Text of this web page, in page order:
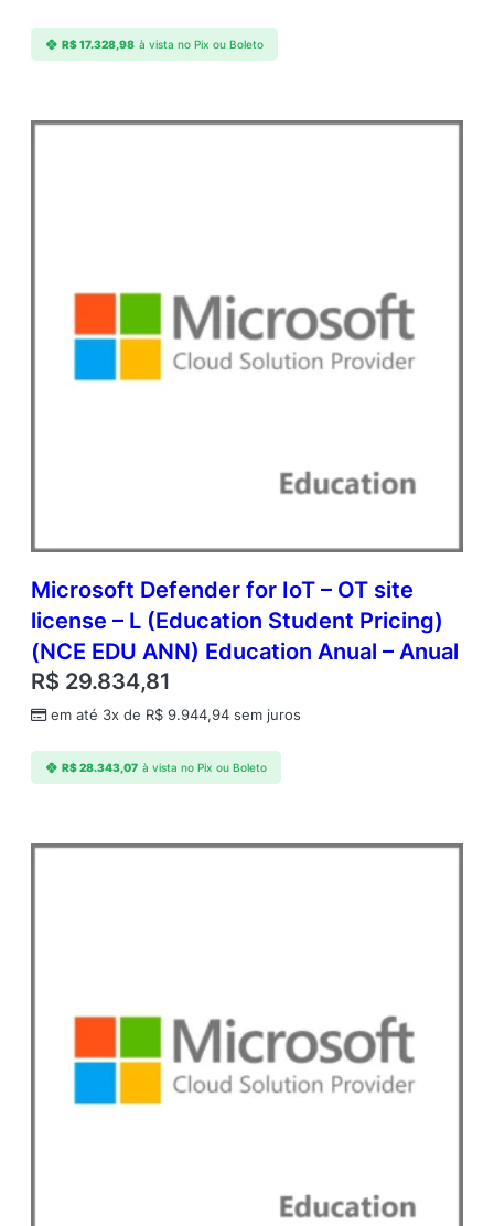
R$17.328,98 à vista no Pix ou Boleto
Microsoft Defender for IoT – OT site
license – L (Education Student Pricing)
(NCE EDU ANN) Education Anual – Anual
R$ 29.834,81
em até 3x de R$ 9.944,94 sem juros
R$28.343,07 à vista no Pix ou Boleto